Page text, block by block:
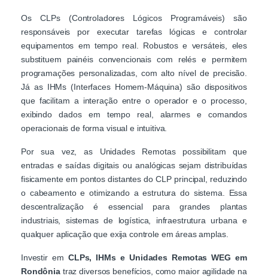
Os CLPs (Controladores Lógicos Programáveis) são
responsáveis por executar tarefas lógicas e controlar
equipamentos em tempo real. Robustos e versáteis, eles
substituem painéis convencionais com relés e permitem
programações personalizadas, com alto nível de precisão.
Já as IHMs (Interfaces Homem-Máquina) são dispositivos
que facilitam a interação entre o operador e o processo,
exibindo dados em tempo real, alarmes e comandos
operacionais de forma visual e intuitiva.
Por sua vez, as Unidades Remotas possibilitam que
entradas e saídas digitais ou analógicas sejam distribuídas
fisicamente em pontos distantes do CLP principal, reduzindo
o cabeamento e otimizando a estrutura do sistema. Essa
descentralização é essencial para grandes plantas
industriais, sistemas de logística, infraestrutura urbana e
qualquer aplicação que exija controle em áreas amplas.
Investir em CLPs, IHMs e Unidades Remotas WEG em
Rondôniatraz diversos benefícios, como maior agilidade na